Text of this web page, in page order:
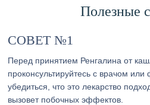
Полезные
СОВЕТ №1
Перед принятием Ренгалина от
проконсультируйтесь с врачом
убедиться, что это лекарство
вызовет побочных эффектов.